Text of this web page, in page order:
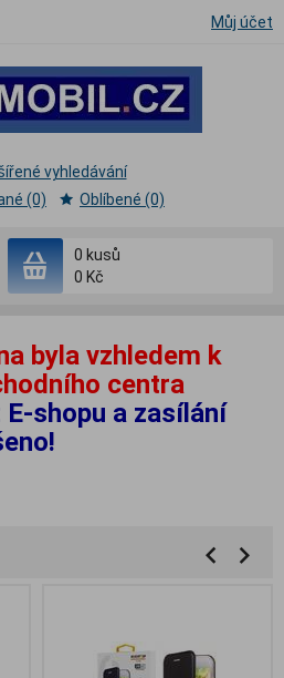
Můj účet
0 kusů
0 Kč
vyhledávání
(0)
Oblíbené (0)
byla vzhledem k
centra
E-shopu a zasílání